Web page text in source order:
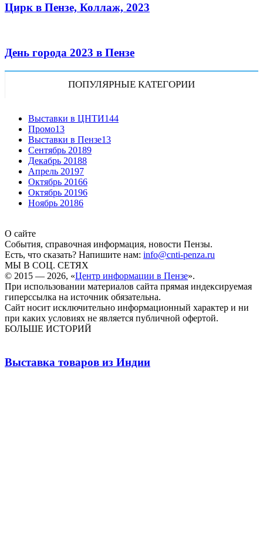
Цирк в Пензе, Коллаж, 2023
День города 2023 в Пензе
ПОПУЛЯРНЫЕ КАТЕГОРИИ
Выставки в ЦНТИ144
Промо13
Выставки в Пензе13
Сентябрь 20189
Декабрь 20188
Апрель 20197
Октябрь 20166
Октябрь 20196
Ноябрь 20186
О сайте
События, справочная информация, новости Пензы.
Есть, что сказать? Напишите нам: info@cnti-penza.ru
МЫ В СОЦ. СЕТЯХ
© 2015 — 2026, «Центр информации в Пензе».
При использовании материалов сайта прямая индексируемая
гиперссылка на источник обязательна.
Сайт носит исключительно информационный характер и ни
при каких условиях не является публичной офертой.
БОЛЬШЕ ИСТОРИЙ
Выставка товаров из Индии